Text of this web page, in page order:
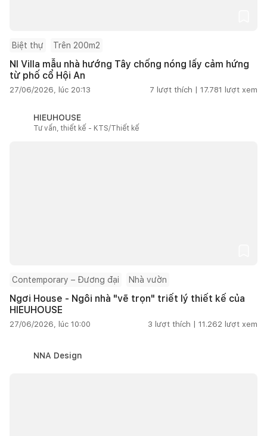
Biệt thự Trên 200m2
NI Villa mẫu nhà hướng Tây chống nóng lấy cảm hứng
từ phố cổ Hội An
27/06/2026, lúc 20:13 7 lượt thích | 17.781 lượt xem
HIEUHOUSE
Tư vấn, thiết kế - KTS/Thiết kế
Contemporary – Đương đại Nhà vườn
Ngơi House - Ngôi nhà "vẽ trọn" triết lý thiết kế của
HIEUHOUSE
27/06/2026, lúc 10:00 3 lượt thích | 11.262 lượt xem
NNA Design